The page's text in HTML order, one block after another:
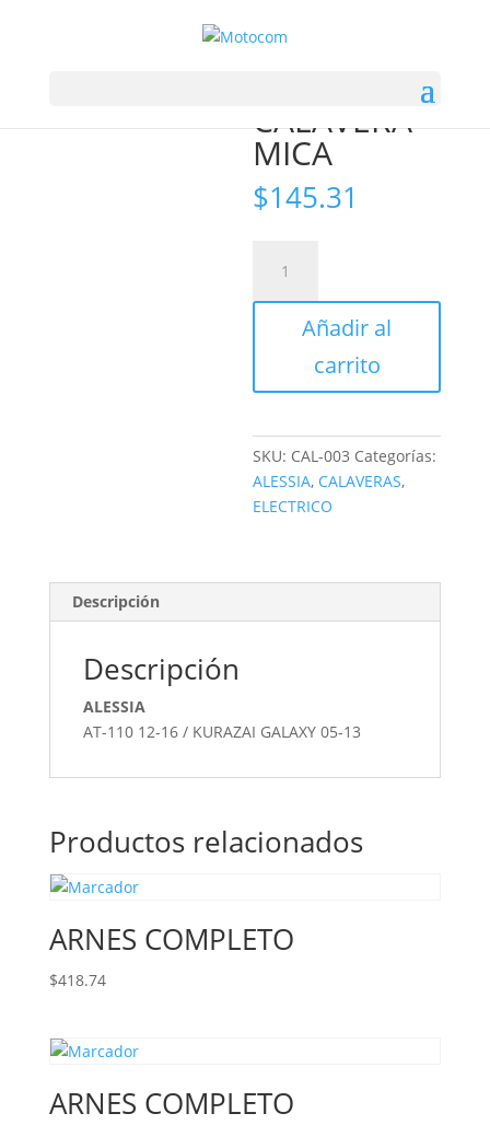
CALAVERA
MICA
$145.31
MICA
cantidad
Añadir al
carrito
SKU: CAL-003 Categorías:
ALESSIA, CALAVERAS,
ELECTRICO
Descripción
Descripción
ALESSIA
AT-110 12-16 / KURAZAI GALAXY 05-13
Productos relacionados
ARNES COMPLETO
$418.74
ARNES COMPLETO